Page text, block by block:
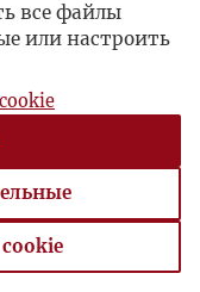
все файлы
или настроить